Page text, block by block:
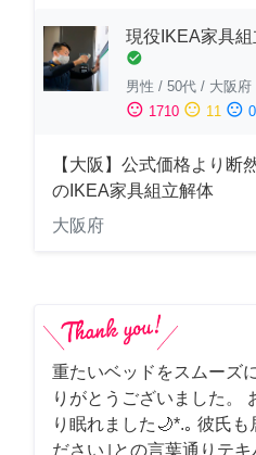
現役IKEA家具
check_circle
男性 / 50代 / 大阪府
sentiment_satisfied 1710 sentiment_neutral 11 sentiment_dissatisfied 0
【大阪】公式価格より断
のIKEA家具組立解体
大阪府
重たいベッドをスムーズ
りがとうございました。
り眠れました🌙*.｡ 彼氏も
ださい｣との言葉通りテ